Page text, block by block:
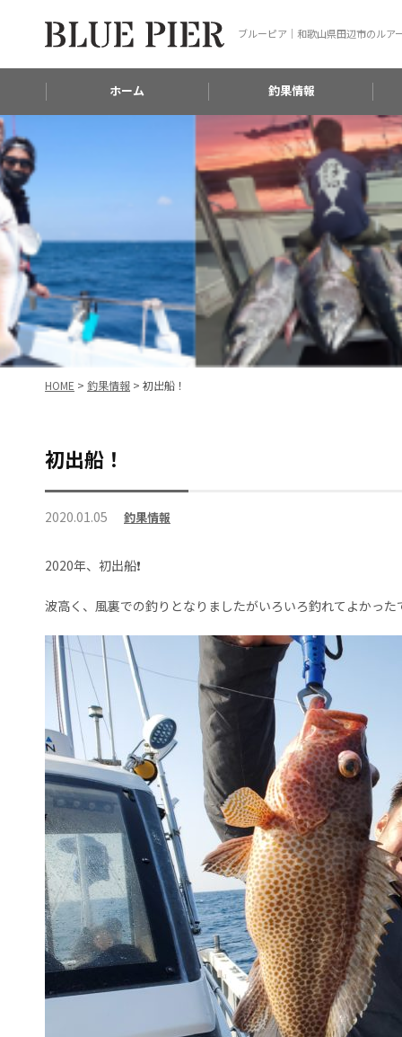
ブルーピア｜和歌山県田辺市のルア
ホーム 釣果情報
HOME > 釣果情報 > 初出船！
初出船！
2020.01.05 釣果情報
2020年、初出船❗
波高く、風裏での釣りとなりましたがいろいろ釣れてよかった